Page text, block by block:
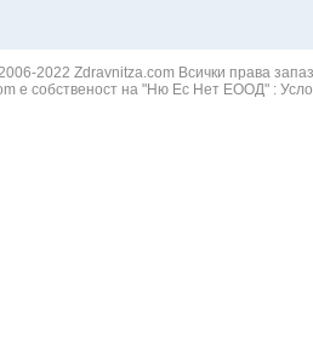
2022 Zdravnitza.com Всички права
е собственост на "Ню Ес Нет ЕООД" :